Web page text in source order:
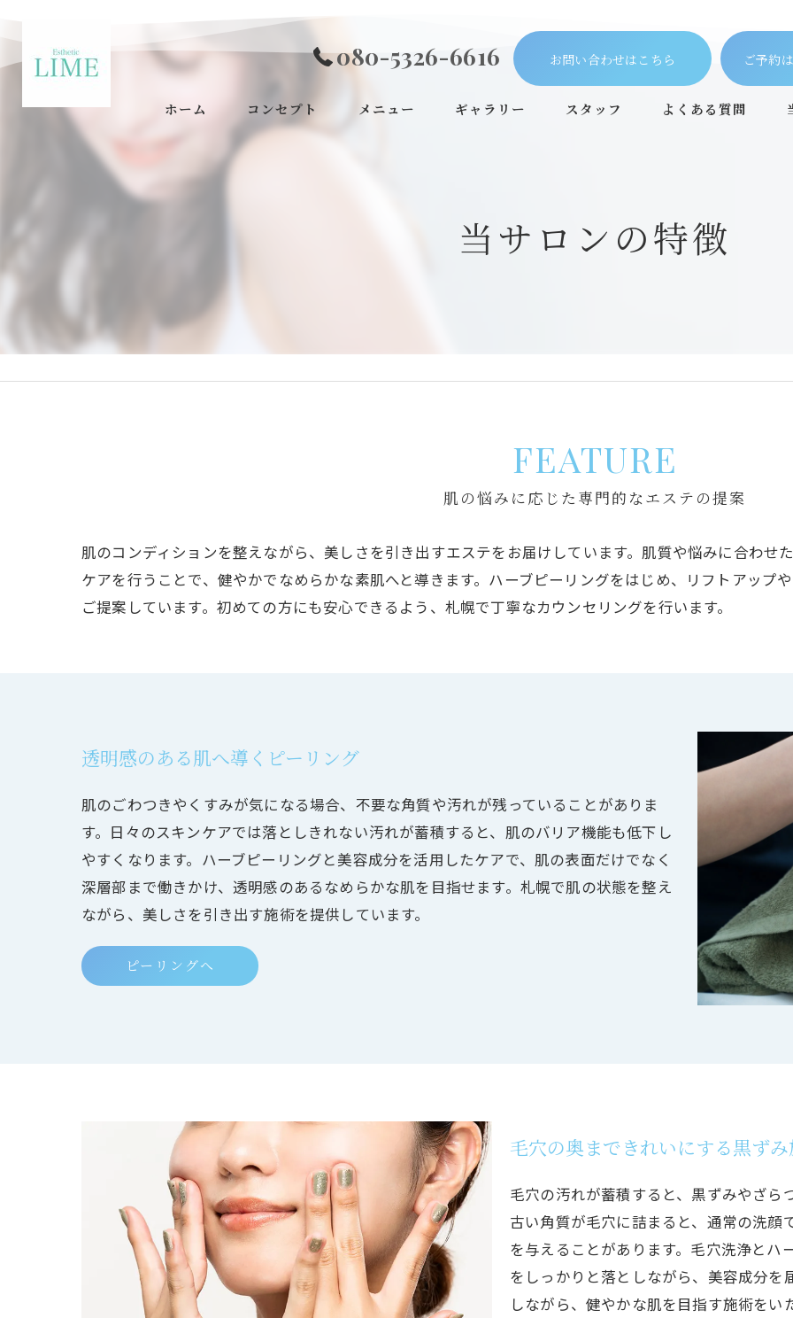
080-5326-6616 お問い合わせはこちら ご予約
ホーム コンセプト メニュー ギャラリー スタッフ よくある質問
当サロンの特徴
肌の悩みに応じた専門的なエステの提案
FEATURE
肌のコンディションを整えながら、美しさを引き出すエステをお届けしています。肌質や悩みに合わせ
ケアを行うことで、健やかでなめらかな素肌へと導きます。ハーブピーリングをはじめ、リフトアップ
ご提案しています。初めての方にも安心できるよう、札幌で丁寧なカウンセリングを行います。
透明感のある肌へ導くピーリング
肌のごわつきやくすみが気になる場合、不要な角質や汚れが残っていることがありま
す。日々のスキンケアでは落としきれない汚れが蓄積すると、肌のバリア機能も低下し
やすくなります。ハーブピーリングと美容成分を活用したケアで、肌の表面だけでなく
深層部まで働きかけ、透明感のあるなめらかな肌を目指せます。札幌で肌の状態を整え
ながら、美しさを引き出す施術を提供しています。
ピーリングへ
毛穴の奥まできれいにする黒ず
毛穴の汚れが蓄積すると、黒ずみやざ
古い角質が毛穴に詰まると、通常の洗
を与えることがあります。毛穴洗浄と
をしっかりと落としながら、美容成分
しながら、健やかな肌を目指す施術をい